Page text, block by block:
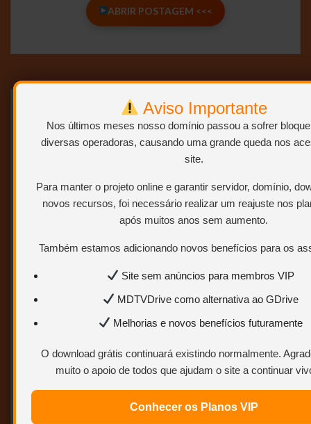
Aviso Importante
Nos últimos meses nosso domínio passou a sofrer
diversas operadoras, causando uma grande queda nos
site.
Para manter o projeto online e garantir servidor, domínio,
novos recursos, foi necessário realizar um reajuste nos
após muitos anos sem aumento.
Também estamos adicionando novos benefícios para os
Site sem anúncios para membros VIP
MDTVDrive como alternativa ao GDrive
Melhorias e novos benefícios futuramente
O download grátis continuará existindo normalmente.
muito o apoio de todos que ajudam o site a continuar
Conhecer os Planos VIP
ABRIR POSTAGEM <<<
O Selvagem da Motocicleta – 1983 –
(Dual Áudio/Dublado) – Bluray
1080p